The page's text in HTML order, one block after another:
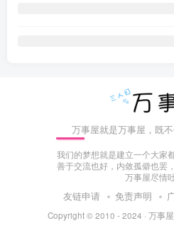
万事屋就是万事屋，既不
我们的梦想就是建立一个大家
善于交流也好，内敛孤僻也罢
万事屋尽情吐
友链申请 免责声明
Copyright © 2010 - 2024 · 万事屋